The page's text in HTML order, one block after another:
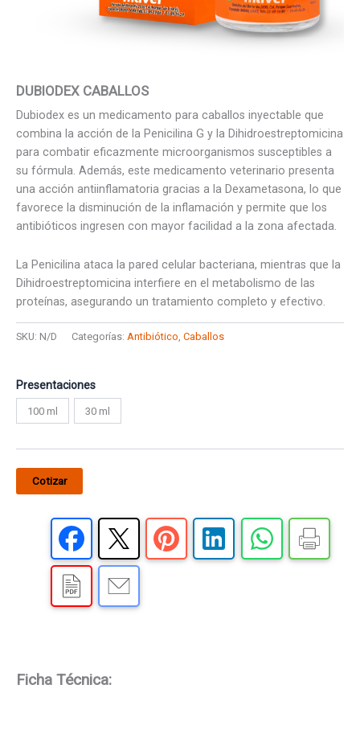
DUBIODEX CABALLOS
Dubiodex es un medicamento para caballos inyectable que
combina la acción de la Penicilina G y la Dihidroestreptomicina
para combatir eficazmente microorganismos susceptibles a
su fórmula. Además, este medicamento veterinario presenta
una acción antiinflamatoria gracias a la Dexametasona, lo que
favorece la disminución de la inflamación y permite que los
antibióticos ingresen con mayor facilidad a la zona afectada.
La Penicilina ataca la pared celular bacteriana, mientras que la
Dihidroestreptomicina interfiere en el metabolismo de las
proteínas, asegurando un tratamiento completo y efectivo.
SKU: N/D Categorías: Antibiótico, Caballos
Presentaciones
100 ml 30 ml
Cotizar
Ficha Técnica: